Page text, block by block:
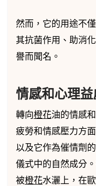
然而，它的用途不
其抗菌作用、助消
譽而聞名。
情感和心理益
轉向橙花油的情感
疲勞和情感壓力方
以及它作為催情劑
儀式中的自然成分
被橙花水灑上，在